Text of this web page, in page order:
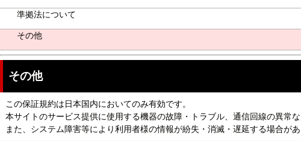
準拠法について
その他
その他
この保証規約は日本国内においてのみ有効です。
本サイトのサービス提供に使用する機器の故障・トラブル、通信回線の異常
また、システム障害等により利用者様の情報が紛失・消滅・遅延する場合が